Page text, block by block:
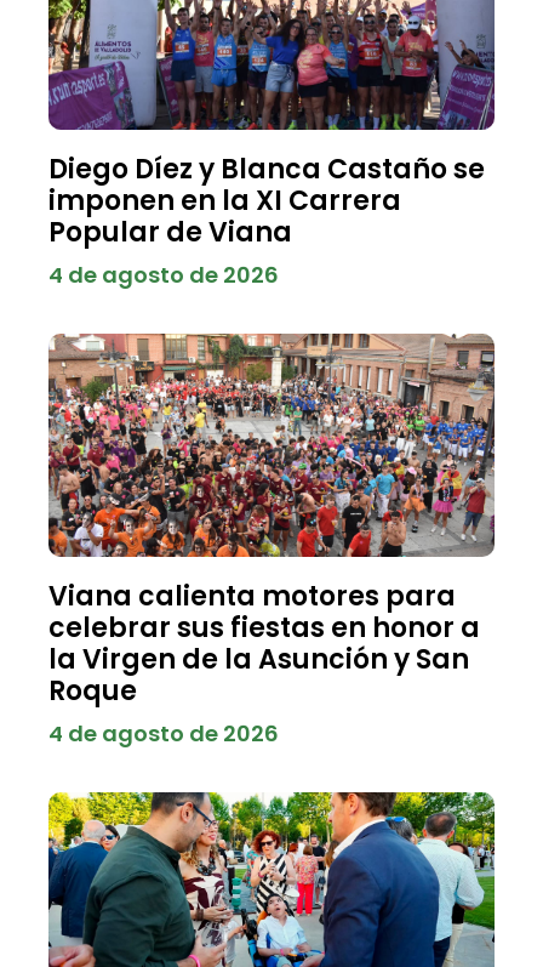
Diego Díez y Blanca Castaño se
imponen en la XI Carrera
Popular de Viana
4 de agosto de 2026
Viana calienta motores para
celebrar sus fiestas en honor a
la Virgen de la Asunción y San
Roque
4 de agosto de 2026